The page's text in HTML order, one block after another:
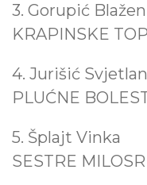
Glavno
vijeće
Predsjedništvo
Nadzorni
Obavijesti
pravne
Sjednice
Povjerenstva
Zakoni
Pravilnici
Kolektivni
3. Gorupić
KRAPINSKE
4. Jurišić
PLUĆNE
5.
SESTRE